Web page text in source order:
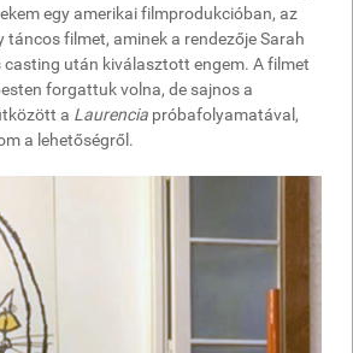
egy amerikai filmprodukcióban, az
táncos filmet, aminek a rendezője Sarah
casting után kiválasztott engem. A filmet
forgattuk volna, de sajnos a
a Laurencia próbafolyamatával,
a lehetőségről.